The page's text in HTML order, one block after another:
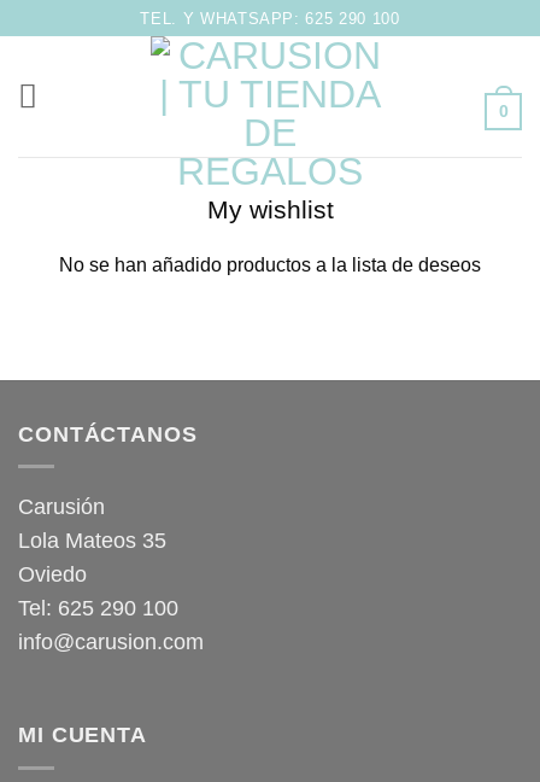
contenido
TEL. Y WHATSAPP: 625 290 100
0
My wishlist
No se han añadido productos a la lista de deseos
CONTÁCTANOS
Carusión
Lola Mateos 35
Oviedo
Tel: 625 290 100
info@carusion.com
MI CUENTA